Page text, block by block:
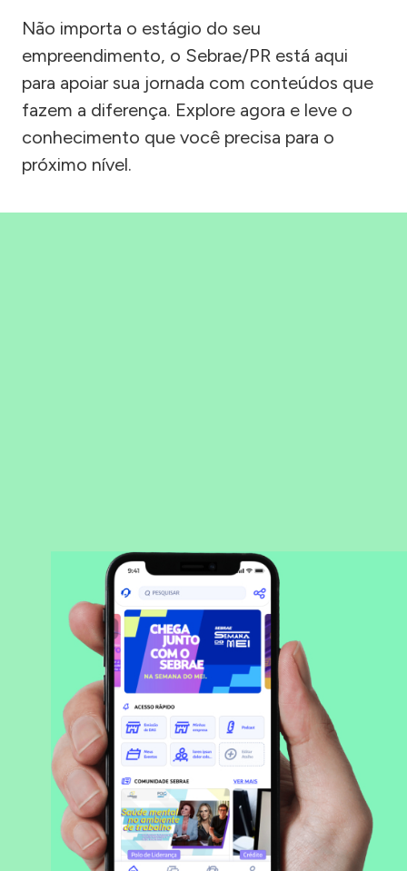
Não importa o estágio do seu
empreendimento, o Sebrae/PR está aqui
para apoiar sua jornada com conteúdos que
fazem a diferença. Explore agora e leve o
conhecimento que você precisa para o
próximo nível.